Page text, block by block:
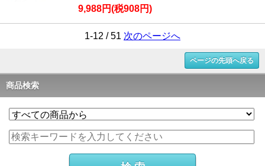
9,988円(税908円)
1-12 / 51 次のページへ
ページの先頭へ戻る
商品検索